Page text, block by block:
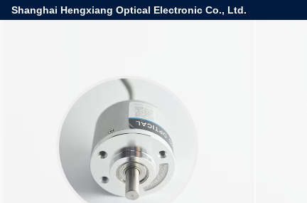
Shanghai Hengxiang Optical Electronic Co., Ltd.